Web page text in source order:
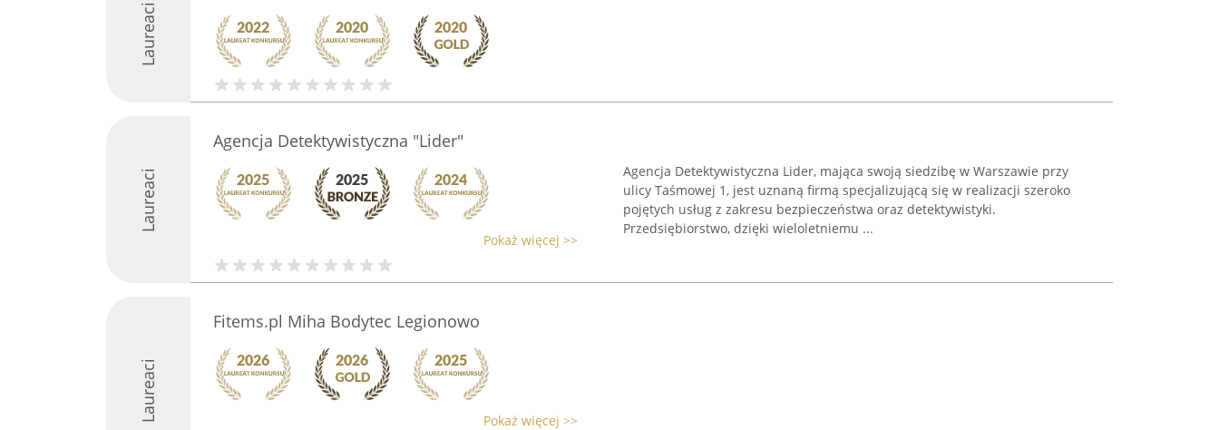
Laureaci
Laureaci
Agencja Detektywistyczna "Lider"
Pokaż więcej >>
Agencja Detektywistyczna Lider, mająca swoją siedzibę w Warszawie przy
ulicy Taśmowej 1, jest uznaną firmą specjalizującą się w realizacji szeroko
pojętych usług z zakresu bezpieczeństwa oraz detektywistyki.
Przedsiębiorstwo, dzięki wieloletniemu ...
Laureaci
Fitems.pl Miha Bodytec Legionowo
Pokaż więcej >>